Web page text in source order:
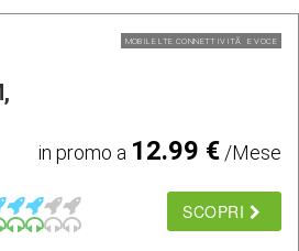
MOBILE LTE CONNETTIVITÃ E VOCE
in promo a 12.99 €/Mese
SCOPRI